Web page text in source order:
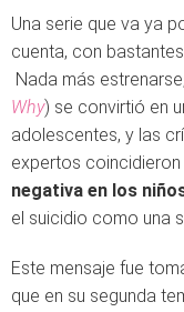
Una serie que va ya
cuenta, con
Nada más estrenarse,
Why) se convirtió en
adolescentes, y las
expertos coincidieron
negativa en los
el suicidio como una
Este mensaje fue
que en su segunda